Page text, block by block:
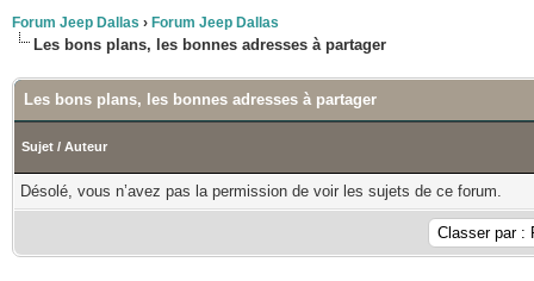
Forum Jeep Dallas › Forum Jeep Dallas
Les bons plans, les bonnes adresses à partager
Les bons plans, les bonnes adresses à partager
Sujet / Auteur
Désolé, vous n’avez pas la permission de voir les sujets de ce forum.